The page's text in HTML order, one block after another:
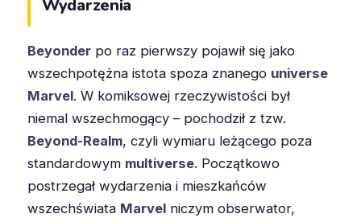
Wydarzenia
Beyonder po raz pierwszy pojawił się jako
wszechpotężna istota spoza znanego universe
Marvel. W komiksowej rzeczywistości był
niemal wszechmogący – pochodził z tzw.
Beyond-Realm, czyli wymiaru leżącego poza
standardowym multiverse. Początkowo
postrzegał wydarzenia i mieszkańców
wszechświata Marvel niczym obserwator,